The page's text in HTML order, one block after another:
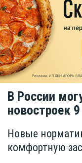
В России
новостроек
Новые
комфортную